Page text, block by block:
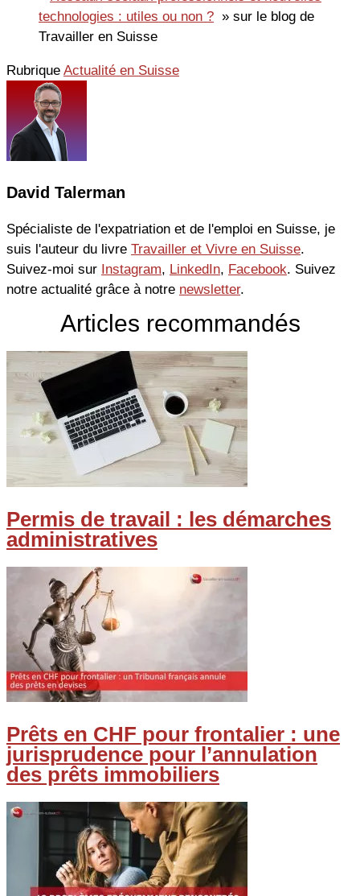
technologies : utiles ou non ? » sur le blog de
Travailler en Suisse
Rubrique Actualité en Suisse
David Talerman
Spécialiste de l'expatriation et de l'emploi en Suisse, je
suis l'auteur du livre Travailler et Vivre en Suisse.
Suivez-moi sur Instagram, LinkedIn, Facebook. Suivez
notre actualité grâce à notre newsletter.
Articles recommandés
Permis de travail : les démarches
administratives
Prêts en CHF pour frontalier : une
jurisprudence pour l’annulation
des prêts immobiliers